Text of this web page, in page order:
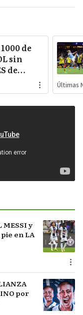
de
sin
de
DOKU
Últimas
MESSI y
en LA
por